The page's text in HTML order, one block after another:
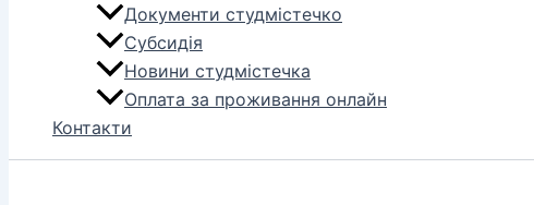
Документи студмістечко
Субсидія
Новини студмістечка
Оплата за проживання онлайн
Контакти